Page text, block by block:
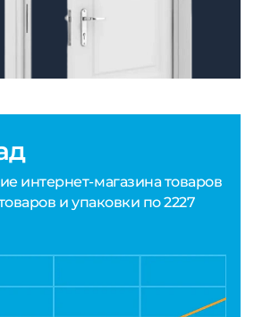
интернет-магазина товаров
и упаковки по 2227